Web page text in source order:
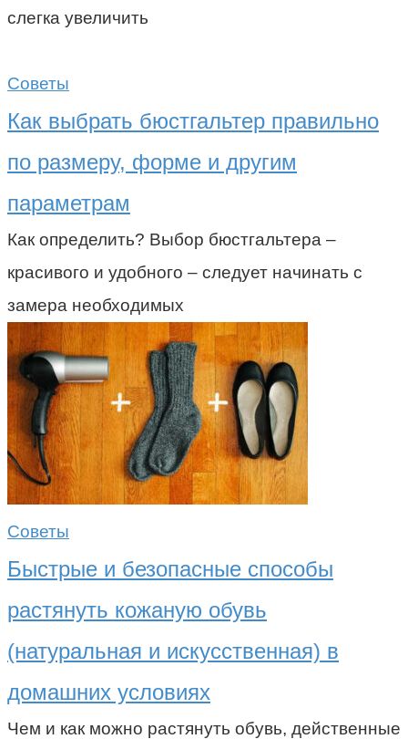
слегка увеличить
Советы
Как выбрать бюстгальтер правильно
по размеру, форме и другим
параметрам
Как определить? Выбор бюстгальтера –
красивого и удобного – следует начинать с
замера необходимых
Советы
Быстрые и безопасные способы
растянуть кожаную обувь
(натуральная и искусственная) в
домашних условиях
Чем и как можно растянуть обувь, действенные